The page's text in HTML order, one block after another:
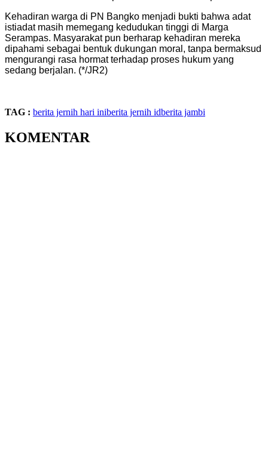
​Kehadiran warga di PN Bangko menjadi bukti bahwa adat
istiadat masih memegang kedudukan tinggi di Marga
Serampas. Masyarakat pun berharap kehadiran mereka
dipahami sebagai bentuk dukungan moral, tanpa bermaksud
mengurangi rasa hormat terhadap proses hukum yang
sedang berjalan. (*/JR2)
TAG : berita jernih hari iniberita jernih idberita jambi
KOMENTAR